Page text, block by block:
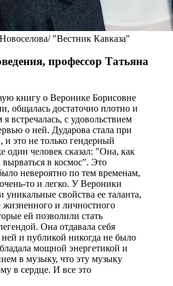
"Вестник Кавказа"
профессор Татьяна
книгу о Веронике Борисовне
общалась достаточно плотно и
я встречалась, с удовольствием
о ней. Дударова стала при
и это не только гендерный
один человек сказал: "Она, как
вырваться в космос". Это
невероятно по тем временам,
то и легко. У Вероники
свойства ее таланта,
жизненного и личностного
ей позволили стать
Она отдавала себя
и публикой никогда не было
мощной энергетикой и
в музыку, что эту музыку
в сердце. И все это